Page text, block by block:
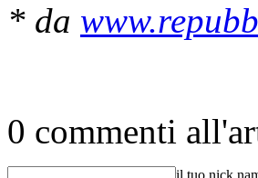
* da
0 commenti
il tuo nick